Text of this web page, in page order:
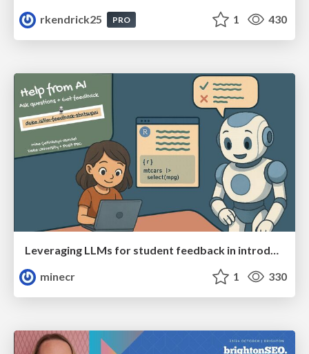
rkendrick25
PRO 1 430
Leveraging LLMs for student feedback in introductory data science courses - posit::conf(2025)
minecr
1 330